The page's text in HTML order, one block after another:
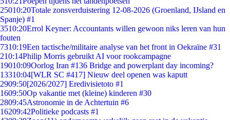
25010:20Totale zonsverduistering 12-08-2026 (Groenland, IJsland en
Spanje) #1
3510:20Errol Keyner: Accountants willen gewoon niks leren van hun
fouten
7310:19Een tactische/militaire analyse van het front in Oekraïne #31
210:14Philip Morris gebruikt AI voor rookcampagne
19010:09Oorlog Iran #136 Bridge and powerplant day incoming?
13310:04[WLR SC #417] Nieuw deel openen was kaputt
2909:50[2026/2027] Eredivisietoto #1
1609:50Op vakantie met (kleine) kinderen #30
2809:45Astronomie in de Achtertuin #6
16209:42Politieke podcasts #1